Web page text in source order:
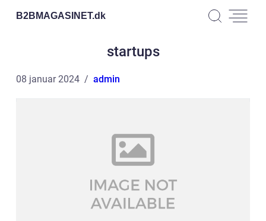
B2BMAGASINET.dk
startups
08 januar 2024 admin